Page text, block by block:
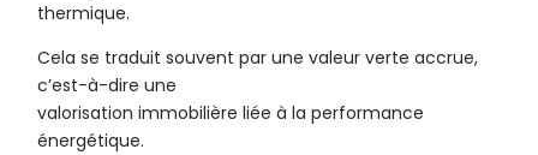
thermique.
Cela se traduit souvent par une valeur verte accrue,
c’est-à-dire une
valorisation immobilière liée à la performance
énergétique.